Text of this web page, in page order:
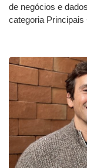
de negócios e
categoria Principais